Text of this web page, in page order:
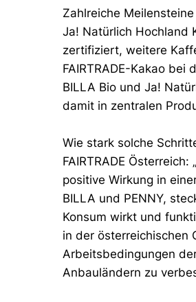
Zahlreiche
Ja! Natürlich Hochland
zertifiziert, weitere
FAIRTRADE-Kakao bei
BILLA Bio und Ja!
damit in zentralen
Wie stark solche
FAIRTRADE
positive Wirkung in
BILLA und PENNY,
Konsum wirkt und
in der österreichischen
Arbeitsbedingungen
Anbauländern zu